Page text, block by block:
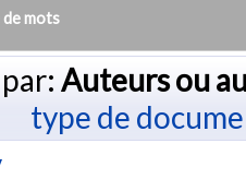
de mots
Auteurs ou
type de